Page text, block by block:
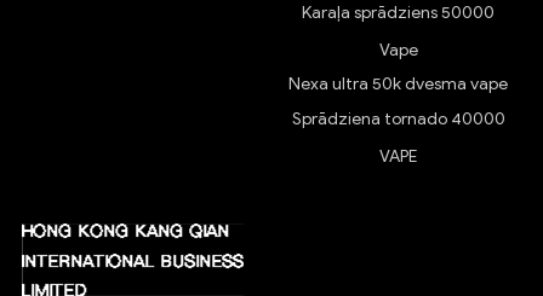
Karaļa sprādziens 50000
Vape
Nexa ultra 50k dvesma vape
Sprādziena tornado 40000
VAPE